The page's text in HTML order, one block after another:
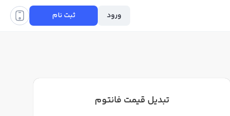
ورود ثبت نام
تبدیل قیمت فانتوم